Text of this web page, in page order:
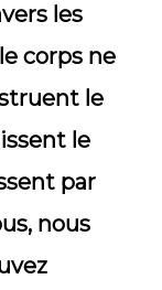
les
corps ne
le
le
par
nous